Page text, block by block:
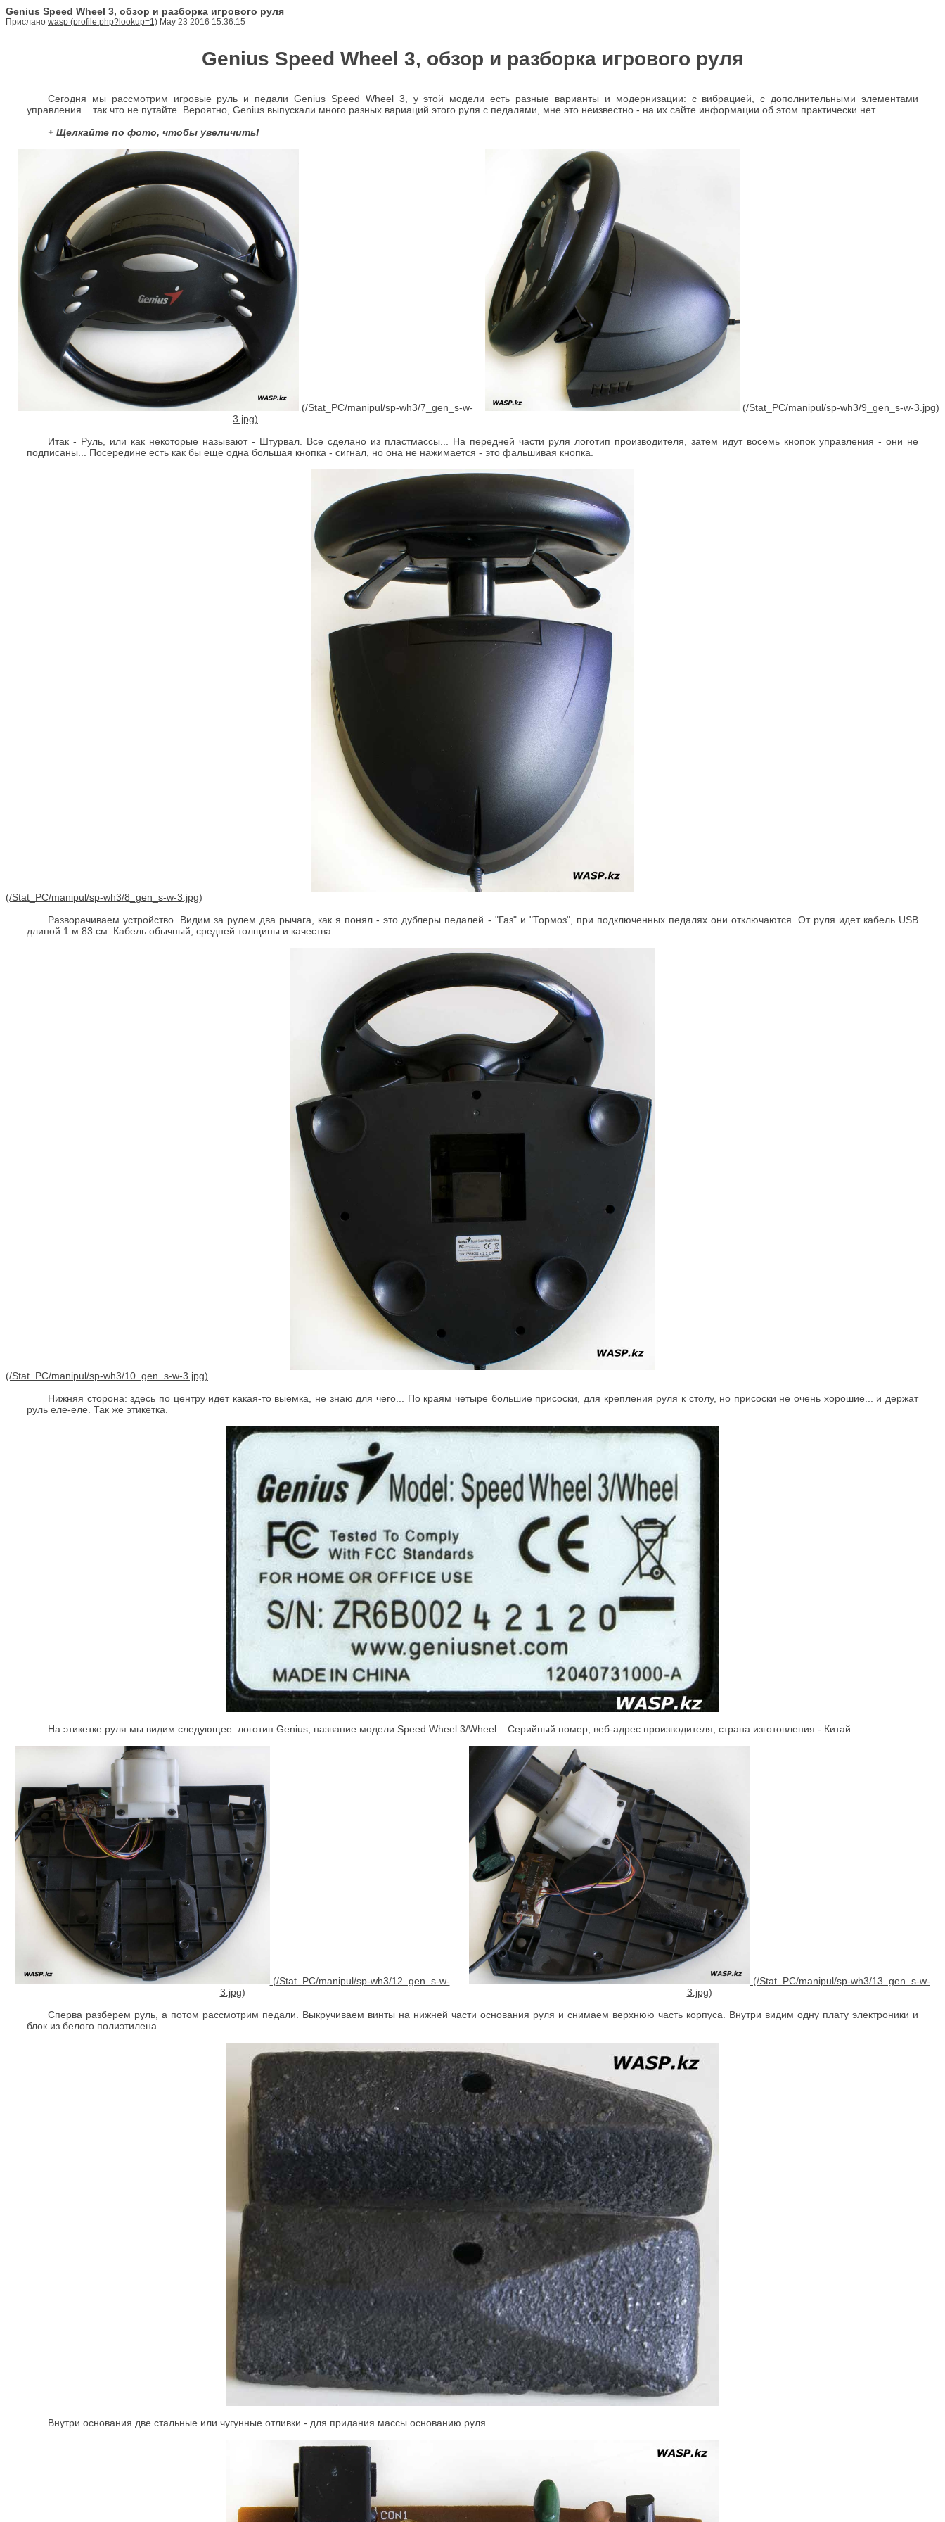
Genius Speed Wheel 3, обзор и разборка игрового руля
Прислано wasp May 23 2016 15:36:15
Genius Speed Wheel 3, обзор и разборка игрового руля
Сегодня мы рассмотрим игровые руль и педали Genius Speed Wheel 3, у этой модели есть разные варианты и модернизации: с вибрацией, с дополнительными элементами
управления... так что не путайте. Вероятно, Genius выпускали много разных вариаций этого руля с педалями, мне это неизвестно - на их сайте информации об этом практически нет.
+ Щелкайте по фото, чтобы увеличить!
Итак - Руль, или как некоторые называют - Штурвал. Все сделано из пластмассы... На передней части руля логотип производителя, затем идут восемь кнопок управления - они не
подписаны... Посередине есть как бы еще одна большая кнопка - сигнал, но она не нажимается - это фальшивая кнопка.
Разворачиваем устройство. Видим за рулем два рычага, как я понял - это дублеры педалей - "Газ" и "Тормоз", при подключенных педалях они отключаются. От руля идет кабель USB
длиной 1 м 83 см. Кабель обычный, средней толщины и качества...
Нижняя сторона: здесь по центру идет какая-то выемка, не знаю для чего... По краям четыре большие присоски, для крепления руля к столу, но присоски не очень хорошие... и держат
руль еле-еле. Так же этикетка.
На этикетке руля мы видим следующее: логотип Genius, название модели Speed Wheel 3/Wheel... Серийный номер, веб-адрес производителя, страна изготовления - Китай.
Сперва разберем руль, а потом рассмотрим педали. Выкручиваем винты на нижней части основания руля и снимаем верхнюю часть корпуса. Внутри видим одну плату электроники и
блок из белого полиэтилена...
Внутри основания две стальные или чугунные отливки - для придания массы основанию руля...